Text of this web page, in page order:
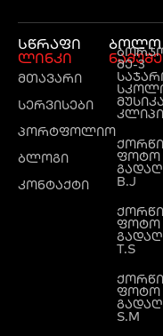
სწრაფი
ლინკი
მთავარი
სერვისები
პორტფოლიო
ბლოგი
კონტაქტი
ბოლო
მე-3
კლიპი
ფოტო
B.J
ფოტო
T.S
ფოტო
S.M